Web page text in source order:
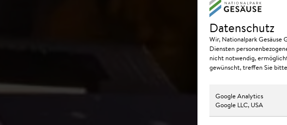
Datenschutz
Wir, Nationalpark
Diensten
nicht notwendig,
gewünscht, treffen Sie
Google Analytics
Google LLC, USA